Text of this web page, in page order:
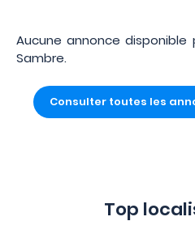
Aucune annonce disponible
Sambre.
Consulter toutes les
Top